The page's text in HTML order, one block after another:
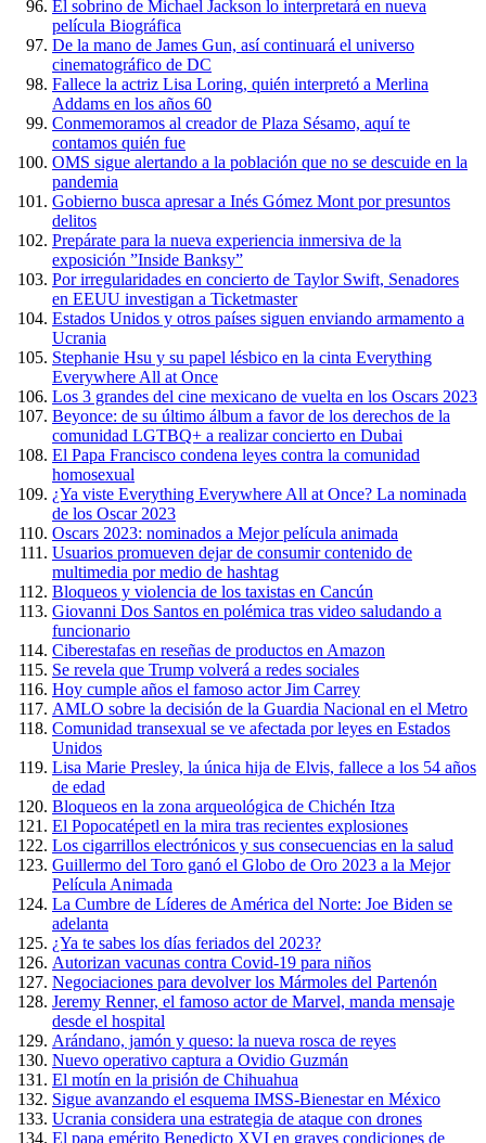
El sobrino de Michael Jackson lo interpretará en nueva
película Biográfica
De la mano de James Gun, así continuará el universo
cinematográfico de DC
Fallece la actriz Lisa Loring, quién interpretó a Merlina
Addams en los años 60
Conmemoramos al creador de Plaza Sésamo, aquí te
contamos quién fue
OMS sigue alertando a la población que no se descuide en la
pandemia
Gobierno busca apresar a Inés Gómez Mont por presuntos
delitos
Prepárate para la nueva experiencia inmersiva de la
exposición ”Inside Banksy”
Por irregularidades en concierto de Taylor Swift, Senadores
en EEUU investigan a Ticketmaster
Estados Unidos y otros países siguen enviando armamento a
Ucrania
Stephanie Hsu y su papel lésbico en la cinta Everything
Everywhere All at Once
Los 3 grandes del cine mexicano de vuelta en los Oscars 2023
Beyonce: de su último álbum a favor de los derechos de la
comunidad LGTBQ+ a realizar concierto en Dubai
El Papa Francisco condena leyes contra la comunidad
homosexual
¿Ya viste Everything Everywhere All at Once? La nominada
de los Oscar 2023
Oscars 2023: nominados a Mejor película animada
Usuarios promueven dejar de consumir contenido de
multimedia por medio de hashtag
Bloqueos y violencia de los taxistas en Cancún
Giovanni Dos Santos en polémica tras video saludando a
funcionario
Ciberestafas en reseñas de productos en Amazon
Se revela que Trump volverá a redes sociales
Hoy cumple años el famoso actor Jim Carrey
AMLO sobre la decisión de la Guardia Nacional en el Metro
Comunidad transexual se ve afectada por leyes en Estados
Unidos
Lisa Marie Presley, la única hija de Elvis, fallece a los 54 años
de edad
Bloqueos en la zona arqueológica de Chichén Itza
El Popocatépetl en la mira tras recientes explosiones
Los cigarrillos electrónicos y sus consecuencias en la salud
Guillermo del Toro ganó el Globo de Oro 2023 a la Mejor
Película Animada
La Cumbre de Líderes de América del Norte: Joe Biden se
adelanta
¿Ya te sabes los días feriados del 2023?
Autorizan vacunas contra Covid-19 para niños
Negociaciones para devolver los Mármoles del Partenón
Jeremy Renner, el famoso actor de Marvel, manda mensaje
desde el hospital
Arándano, jamón y queso: la nueva rosca de reyes
Nuevo operativo captura a Ovidio Guzmán
El motín en la prisión de Chihuahua
Sigue avanzando el esquema IMSS-Bienestar en México
Ucrania considera una estrategia de ataque con drones
El papa emérito Benedicto XVI en graves condiciones de